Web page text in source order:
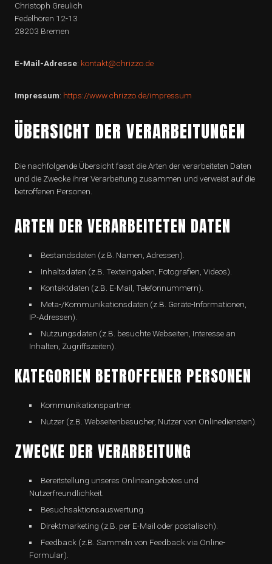
Christoph Greulich
Fedelhören 12-13
28203 Bremen
E-Mail-Adresse: kontakt@chrizzo.de
Impressum: https://www.chrizzo.de/impressum
ÜBERSICHT DER VERARBEITUNGEN
Die nachfolgende Übersicht fasst die Arten der verarbeiteten Daten
und die Zwecke ihrer Verarbeitung zusammen und verweist auf die
betroffenen Personen.
ARTEN DER VERARBEITETEN DATEN
Bestandsdaten (z.B. Namen, Adressen).
Inhaltsdaten (z.B. Texteingaben, Fotografien, Videos).
Kontaktdaten (z.B. E-Mail, Telefonnummern).
Meta-/Kommunikationsdaten (z.B. Geräte-Informationen,
IP-Adressen).
Nutzungsdaten (z.B. besuchte Webseiten, Interesse an
Inhalten, Zugriffszeiten).
KATEGORIEN BETROFFENER PERSONEN
Kommunikationspartner.
Nutzer (z.B. Webseitenbesucher, Nutzer von Onlinediensten).
ZWECKE DER VERARBEITUNG
Bereitstellung unseres Onlineangebotes und
Nutzerfreundlichkeit.
Besuchsaktionsauswertung.
Direktmarketing (z.B. per E-Mail oder postalisch).
Feedback (z.B. Sammeln von Feedback via Online-
Formular).